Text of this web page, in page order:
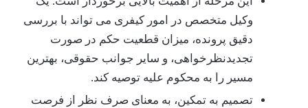
وکیل متخصص در امور کیفری می تواند با بررسی
دقیق پرونده، میزان قطعیت حکم در صورت
تجدیدنظرخواهی، و سایر جوانب حقوقی، بهترین
مسیر را به محکوم علیه توصیه کند.
تصمیم به تمکین، به معنای صرف نظر از فرصت